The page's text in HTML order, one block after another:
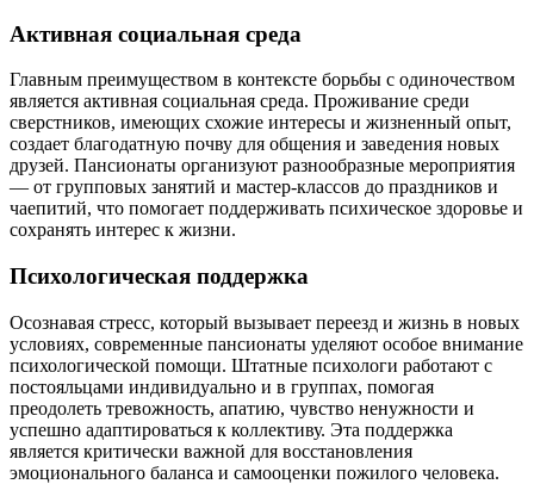
Активная социальная среда
Главным преимуществом в контексте борьбы с одиночеством
является активная социальная среда. Проживание среди
сверстников, имеющих схожие интересы и жизненный опыт,
создает благодатную почву для общения и заведения новых
друзей. Пансионаты организуют разнообразные мероприятия
— от групповых занятий и мастер-классов до праздников и
чаепитий, что помогает поддерживать психическое здоровье и
сохранять интерес к жизни.
Психологическая поддержка
Осознавая стресс, который вызывает переезд и жизнь в новых
условиях, современные пансионаты уделяют особое внимание
психологической помощи. Штатные психологи работают с
постояльцами индивидуально и в группах, помогая
преодолеть тревожность, апатию, чувство ненужности и
успешно адаптироваться к коллективу. Эта поддержка
является критически важной для восстановления
эмоционального баланса и самооценки пожилого человека.